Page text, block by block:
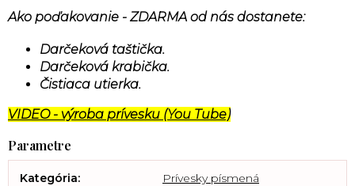
Ako poďakovanie - ZDARMA od nás dostanete:
Darčeková taštička.
Darčeková krabička.
Čistiaca utierka.
VIDEO - výroba prívesku (You Tube)
Kategória: Prívesky písmená